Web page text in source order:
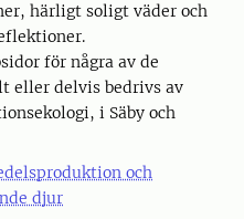
härligt soligt väder och
för några av de
eller delvis bedrivs av
i Säby och
och
djur